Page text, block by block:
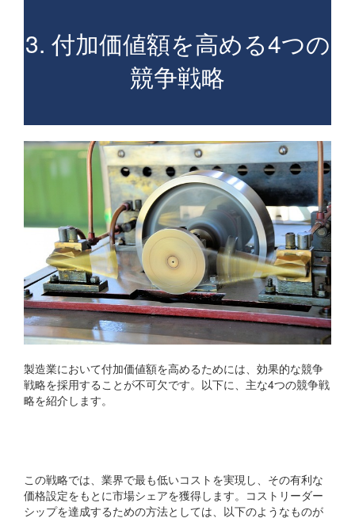
3. 付加価値額を高める4つの
競争戦略
製造業において付加価値額を高めるためには、効果的な競争
戦略を採用することが不可欠です。以下に、主な4つの競争戦
略を紹介します。
この戦略では、業界で最も低いコストを実現し、その有利な
価格設定をもとに市場シェアを獲得します。コストリーダー
シップを達成するための方法としては、以下のようなものが